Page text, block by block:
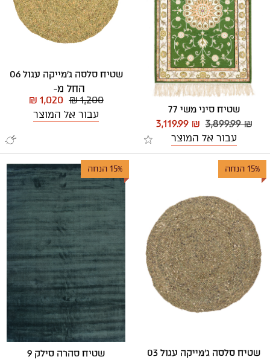
שטיח סיני משי 77
3,899.99 ₪
3,119.99 ₪
עבור אל המוצר
שטיח סלסה ג'מייקה עגול 06
החל מ-
₪ 1,200
₪ 1,020
עבור אל המוצר
15% הנחה
שטיח סלסה ג'מייקה עגול 03
15% הנחה
שטיח סהרה סילק 9